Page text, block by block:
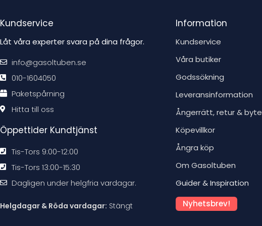
Kundservice
Låt våra experter svara på dina frågor.
info@gasoltuben.se
010-1604050
Paketspårning
Hitta till oss
Öppettider Kundtjänst
Tis-Tors 9:00-12:00
Tis-Tors 13:00-15:30
Dagligen under helgfria vardagar.
Helgdagar & Röda vardagar: Stängt
Information
Kundservice
Våra butiker
Godssökning
Leveransinformation
Ångerrätt, retur & byte
Köpevillkor
Ångra köp
Om Gasoltuben
Guider & Inspiration
Nyhetsbrev!